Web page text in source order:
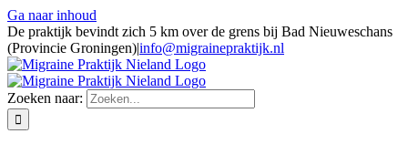
Ga naar inhoud
De praktijk bevindt zich 5 km over de grens bij Bad Nieuweschans
(Provincie Groningen)|info@migrainepraktijk.nl
Zoeken naar: